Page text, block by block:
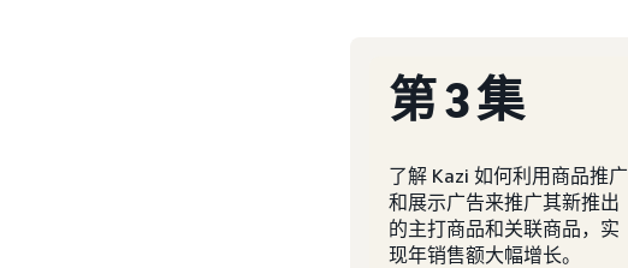
第 3 集
了解 Kazi 如何利用商品推广
和展示广告来推广其新推出
的主打商品和关联商品，实
现年销售额大幅增长。